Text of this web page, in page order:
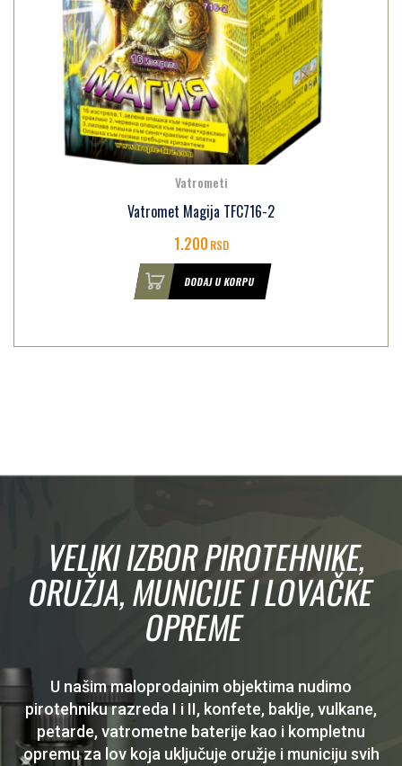
Vatrometi
Vatromet Magija TFC716-2
1.200RSD
DODAJ U KORPU
VELIKI IZBOR PIROTEHNIKE,
ORUŽJA, MUNICIJE I LOVAČKE
OPREME
U našim maloprodajnim objektima nudimo
pirotehniku razreda I i II, konfete, baklje, vulkane,
petarde, vatrometne baterije kao i kompletnu
opremu za lov koja uključuje oružje i municiju svih